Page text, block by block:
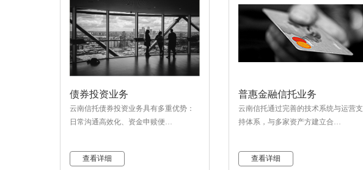
债券投资业务
云南信托债券投资业务具有多重优势：
日常沟通高效化、资金申赎便…
查看详细
普惠金融信托业务
云南信托通过完善的技术系统与运营支
持体系，与多家资产方建立合…
查看详细